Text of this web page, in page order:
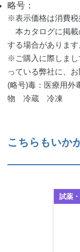
略号：
※表示価格は消費税
本カタログに掲載
する場合があります
※ご購入に際しまし
っている弊社に、お
(略号)毒：医療用
物 冷蔵 冷凍
こちらもいか
試薬